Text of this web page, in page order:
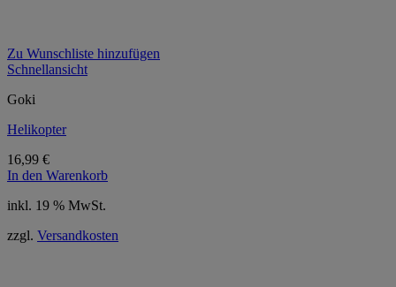
Zu Wunschliste hinzufügen
Schnellansicht
Goki
Helikopter
16,99 €
In den Warenkorb
inkl. 19 % MwSt.
zzgl. Versandkosten